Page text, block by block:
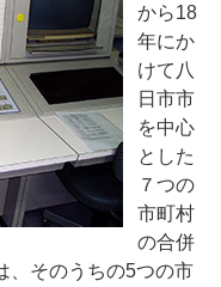
から18
年にか
けて八
日市市
を中心
とした
７つの
市町村
の合併
、そのうちの5つの市